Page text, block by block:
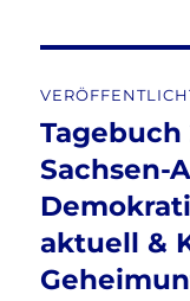
Sachsen-
aktuell &